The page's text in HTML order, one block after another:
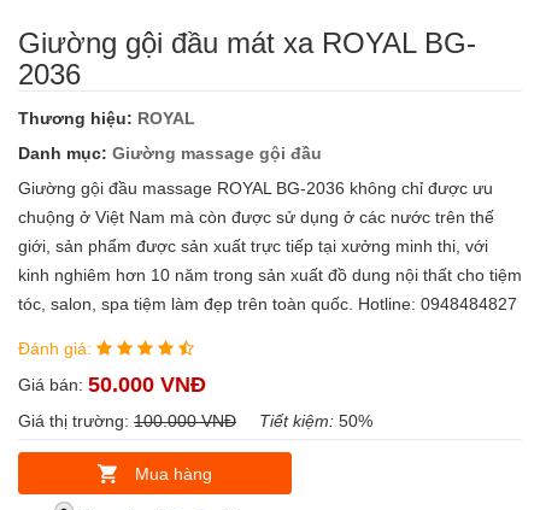
Giường gội đầu mát xa ROYAL BG-
2036
Thương hiệu: ROYAL
Danh mục: Giường massage gội đầu
Giường gội đầu massage ROYAL BG-2036 không chỉ được ưu
chuộng ở Việt Nam mà còn được sử dụng ở các nước trên thế
giới, sản phẩm được sản xuất trực tiếp tại xưởng minh thi, với
kinh nghiêm hơn 10 năm trong sản xuất đồ dung nội thất cho tiệm
tóc, salon, spa tiệm làm đẹp trên toàn quốc. Hotline: 0948484827
Đánh giá:
Giá bán: 50.000 VNĐ
Giá thị trường: 100.000 VNĐ Tiết kiệm: 50%
Mua hàng